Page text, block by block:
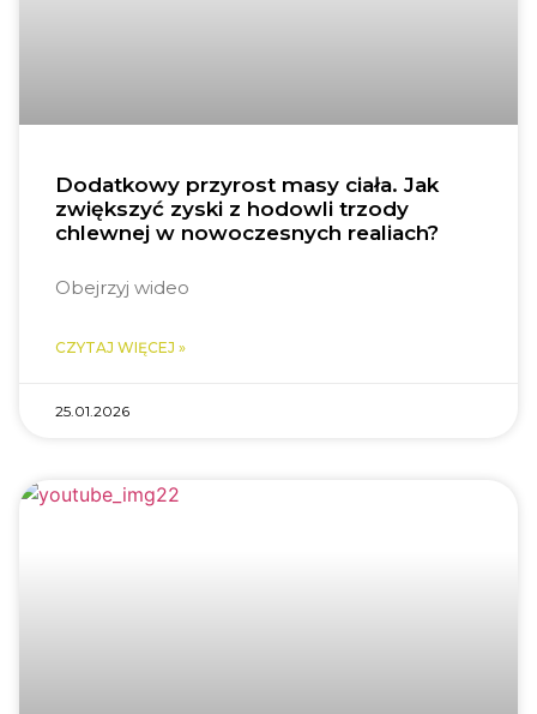
Dodatkowy przyrost masy ciała. Jak
zwiększyć zyski z hodowli trzody
chlewnej w nowoczesnych realiach?
Obejrzyj wideo
CZYTAJ WIĘCEJ »
25.01.2026